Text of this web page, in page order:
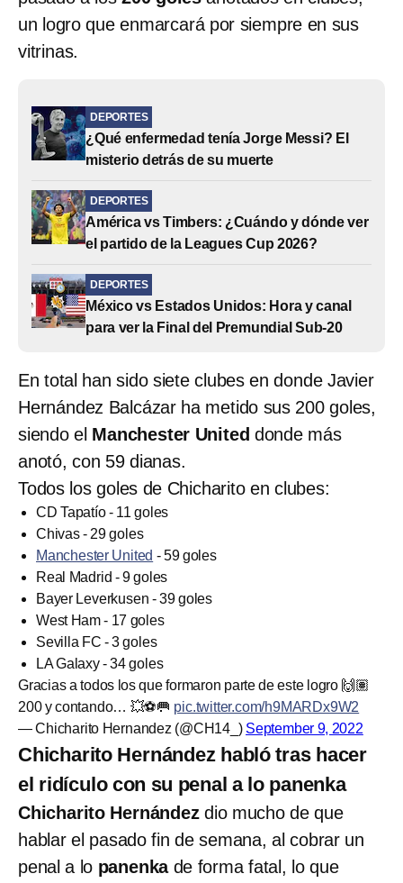
un logro que enmarcará por siempre en sus
vitrinas.
DEPORTES
¿Qué enfermedad tenía Jorge Messi? El
misterio detrás de su muerte
DEPORTES
América vs Timbers: ¿Cuándo y dónde ver
el partido de la Leagues Cup 2026?
DEPORTES
México vs Estados Unidos: Hora y canal
para ver la Final del Premundial Sub-20
En total han sido siete clubes en donde Javier
Hernández Balcázar ha metido sus 200 goles,
siendo el Manchester United donde más
anotó, con 59 dianas.
Todos los goles de Chicharito en clubes:
CD Tapatío - 11 goles
Chivas - 29 goles
Manchester United - 59 goles
Real Madrid - 9 goles
Bayer Leverkusen - 39 goles
West Ham - 17 goles
Sevilla FC - 3 goles
LA Galaxy - 34 goles
Gracias a todos los que formaron parte de este logro 🙌🏽
200 y contando… 💥⚽️🥅 pic.twitter.com/h9MARDx9W2
— Chicharito Hernandez (@CH14_) September 9, 2022
Chicharito Hernández habló tras hacer
el ridículo con su penal a lo panenka
Chicharito Hernándezdio mucho de que
hablar el pasado fin de semana, al cobrar un
penal a lo panenkade forma fatal, lo que